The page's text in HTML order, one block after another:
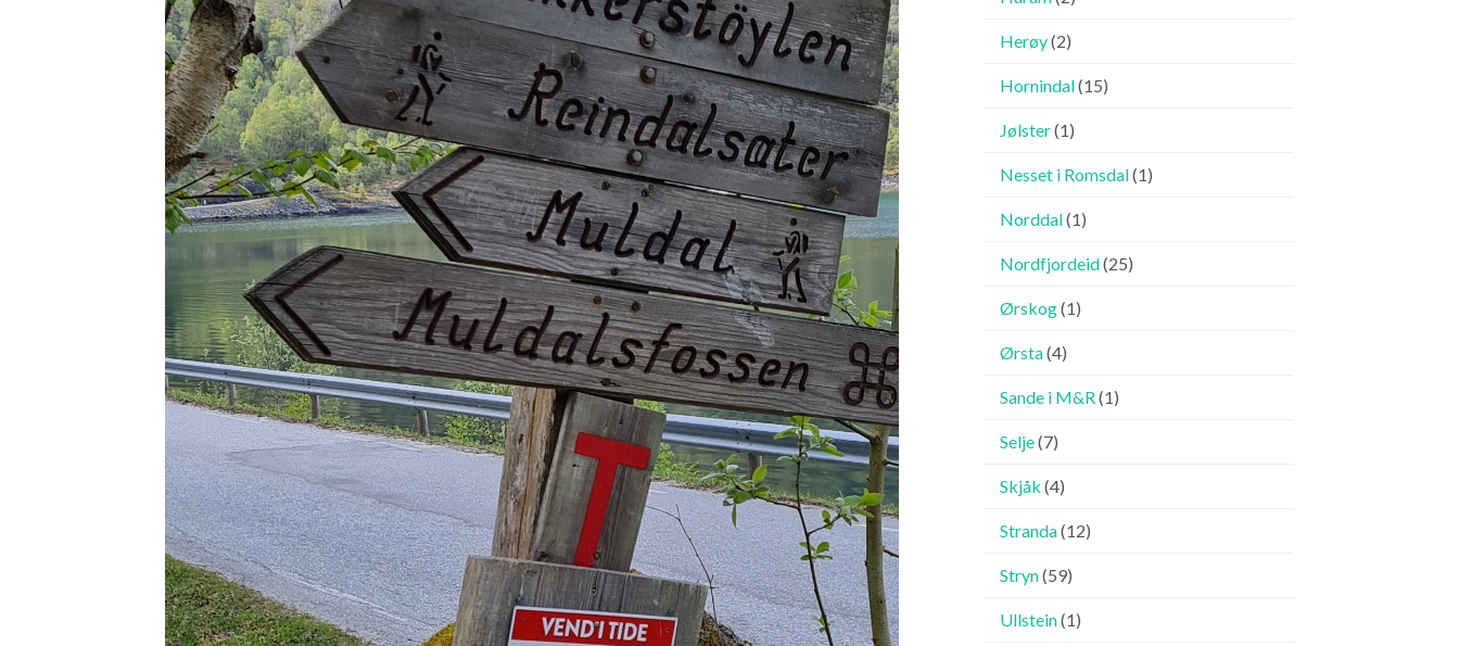
Herøy(2)
Hornindal(15)
Jølster(1)
Nesset i Romsdal(1)
Norddal(1)
Nordfjordeid(25)
Ørskog(1)
Ørsta(4)
Sande i M&R(1)
Selje(7)
Skjåk (4)
Stranda(12)
Stryn(59)
Ullstein(1)